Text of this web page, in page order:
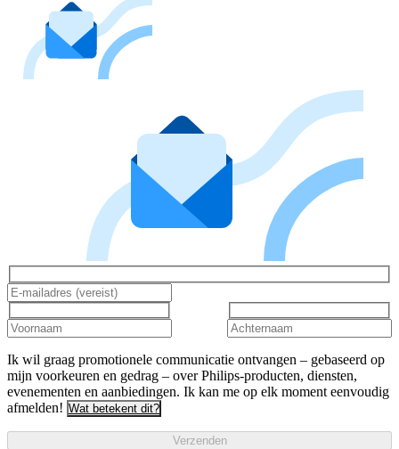
Ik wil graag promotionele communicatie ontvangen – gebaseerd op
mijn voorkeuren en gedrag – over Philips-producten, diensten,
evenementen en aanbiedingen. Ik kan me op elk moment eenvoudig
afmelden! Wat betekent dit?
Verzenden